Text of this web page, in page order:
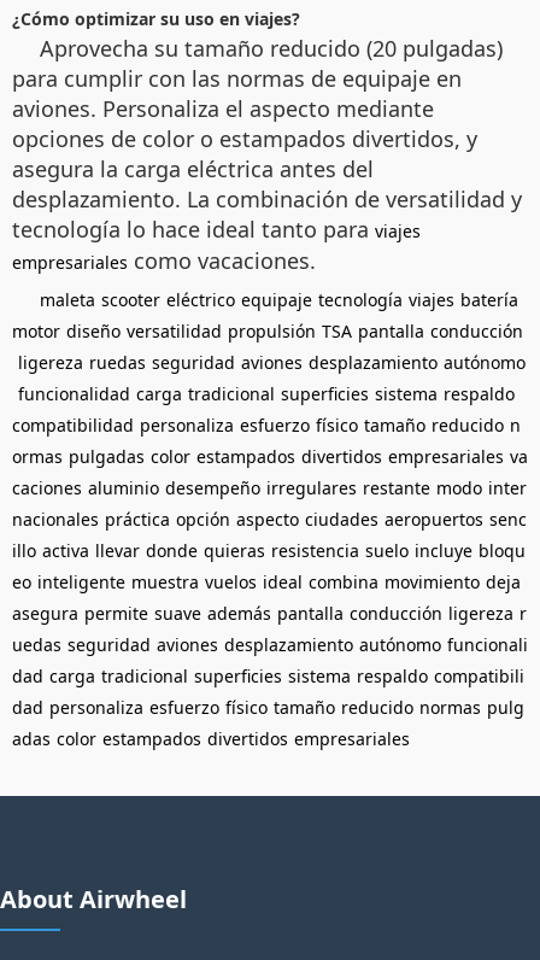
¿Cómo optimizar su uso en viajes?
Aprovecha su tamaño reducido (20 pulgadas)
para cumplir con las normas de equipaje en
aviones. Personaliza el aspecto mediante
opciones de color o estampados divertidos, y
asegura la carga eléctrica antes del
desplazamiento. La combinación de versatilidad y
tecnología lo hace ideal tanto para viajes
empresariales como vacaciones.
maleta scooter eléctrico equipaje tecnología viajes batería
motor diseño versatilidad propulsión TSA pantalla conducción
ligereza ruedas seguridad aviones desplazamiento autónomo
funcionalidad carga tradicional superficies sistema respaldo
compatibilidad personaliza esfuerzo físico tamaño reducido n
ormas pulgadas color estampados divertidos empresariales va
caciones aluminio desempeño irregulares restante modo inter
nacionales práctica opción aspecto ciudades aeropuertos senc
illo activa llevar donde quieras resistencia suelo incluye bloqu
eo inteligente muestra vuelos ideal combina movimiento deja
asegura permite suave además pantalla conducción ligereza r
uedas seguridad aviones desplazamiento autónomo funcionali
dad carga tradicional superficies sistema respaldo compatibili
dad personaliza esfuerzo físico tamaño reducido normas pulg
adas color estampados divertidos empresariales
About Airwheel